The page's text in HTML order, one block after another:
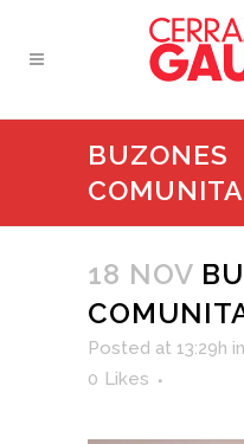
BUZONES
18 NOV
Posted at 13:29h in
0 Likes